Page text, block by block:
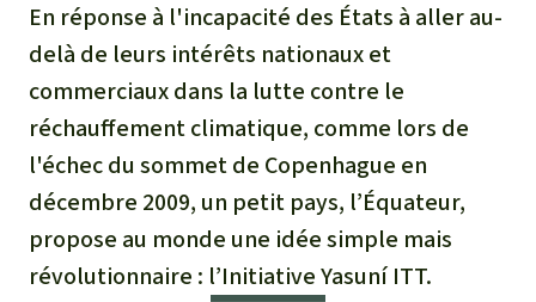
Pour approfondir
Actualités
Succès
Lettre d'information
Thématiques
Climat et forêt tropicale
La biodiversité
L'huile de palme
Association
Sauvons la forêt
Qui sommes-nous ?
Nous contacter
Transparence
Recherche
Français
Deutsch
Certificats de don
Questions & réponses
Don pour un thème
Protection des animaux
Protection des forêts tropicales
Don pour une région
Asie du Sud-Est
En réponse à l'incapacité des États à aller au-
delà de leurs intérêts nationaux et
commerciaux dans la lutte contre le
réchauffement climatique, comme lors de
l'échec du sommet de Copenhague en
décembre 2009, un petit pays, l’Équateur,
propose au monde une idée simple mais
révolutionnaire : l’Initiative Yasuní ITT.